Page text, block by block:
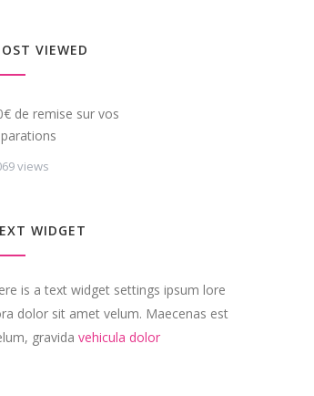
VIEWED
de remise sur vos
views
WIDGET
is a text widget settings ipsum lore
dolor sit amet velum. Maecenas est
gravida vehicula dolor